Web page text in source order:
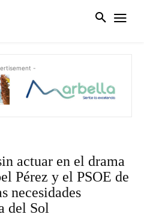
-
actuar en el drama
Pérez y el PSOE de
necesidades
del Sol